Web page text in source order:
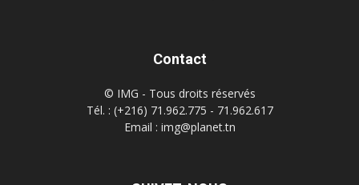
Contact
© IMG - Tous droits réservés
Tél. : (+216) 71.962.775 - 71.962.617
Email : img@planet.tn